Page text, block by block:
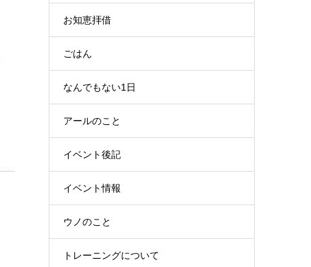
お知恵拝借
ごはん
なんでもない1日
アールのこと
イベント後記
イベント情報
ウノのこと
トレーニングについて